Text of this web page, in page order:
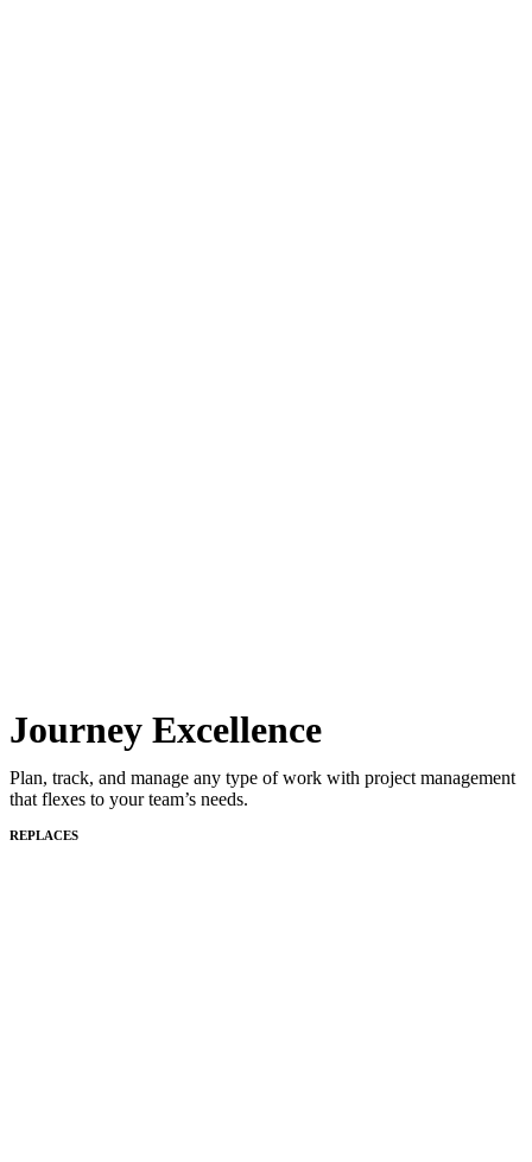
Journey Excellence
Plan, track, and manage any type of work with project management
that flexes to your team’s needs.
REPLACES